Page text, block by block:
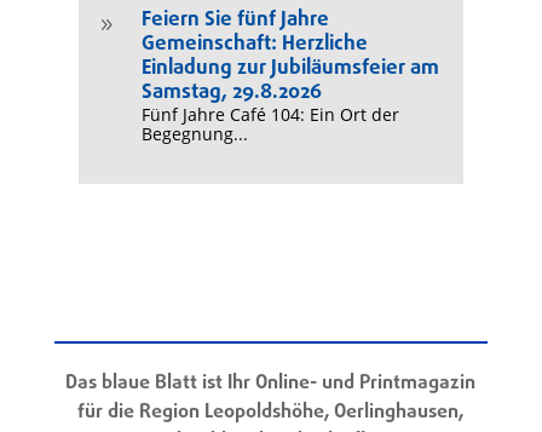
9
Feiern Sie fünf Jahre
Gemeinschaft: Herzliche
Einladung zur Jubiläumsfeier am
Samstag, 29.8.2026
Fünf Jahre Café 104: Ein Ort der
Begegnung...
Das blaue Blatt ist Ihr Online- und Printmagazin
für die Region Leopoldshöhe, Oerlinghausen,